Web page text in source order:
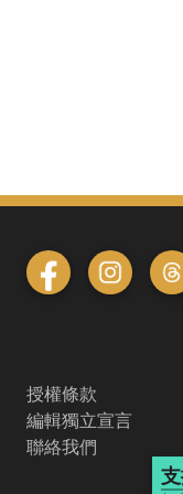
授權條款
編輯獨立宣言
聯絡我們